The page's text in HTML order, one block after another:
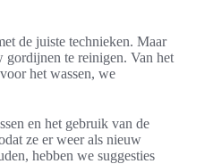
de juiste technieken. Maar
gordijnen te reinigen. Van het
het wassen, we
en het gebruik van de
ze er weer als nieuw
hebben we suggesties